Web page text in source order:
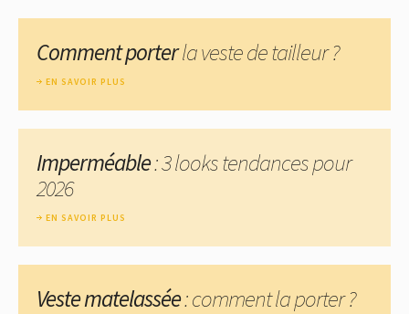
Comment porterla veste de tailleur ?
EN SAVOIR PLUS
Imperméable: 3 looks tendances pour
2026
EN SAVOIR PLUS
Veste matelassée: comment la porter ?